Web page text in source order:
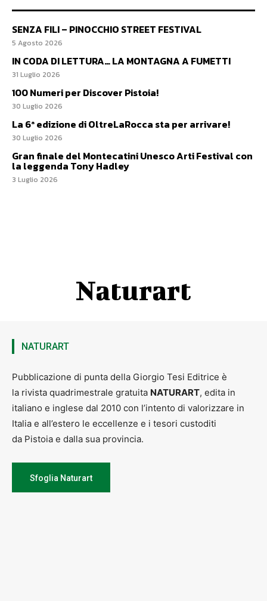
SENZA FILI – PINOCCHIO STREET FESTIVAL
5 Agosto 2026
IN CODA DI LETTURA… LA MONTAGNA A FUMETTI
31 Luglio 2026
100 Numeri per Discover Pistoia!
30 Luglio 2026
La 6ª edizione di OltreLaRocca sta per arrivare!
30 Luglio 2026
Gran finale del Montecatini Unesco Arti Festival con
la leggenda Tony Hadley
3 Luglio 2026
Naturart
NATURART
Pubblicazione di punta della Giorgio Tesi Editrice è
la rivista quadrimestrale gratuita NATURART, edita in
italiano e inglese dal 2010 con l’intento di valorizzare in
Italia e all’estero le eccellenze e i tesori custoditi
da Pistoia e dalla sua provincia.
Sfoglia Naturart